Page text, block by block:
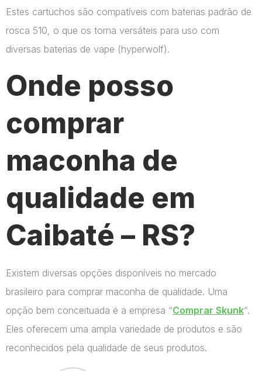
Estes cartuchos são compatíveis com baterias padrão de
rosca 510, o que os torna versáteis para uso com
diversas baterias de vape​ (hyperwolf)​.
Onde posso
comprar
maconha de
qualidade em
Caibaté – RS?
Existem diversas opções disponíveis no mercado
brasileiro para comprar maconha de qualidade. Uma
opção bem conceituada é a empresa “Comprar Skunk“.
Eles oferecem uma ampla variedade de produtos e são
reconhecidos pela qualidade de seus produtos.